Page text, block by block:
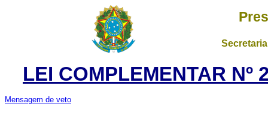
LEI COMPLEMENTAR Nº
Mensagem de veto